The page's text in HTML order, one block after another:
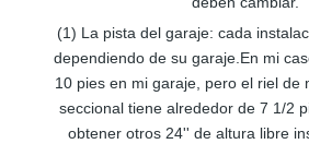
(1) La pista del garaje: cada
dependiendo de su garaje.En mi
10 pies en mi garaje, pero el riel de
seccional tiene alrededor de 7 1/2
obtener otros 24'' de altura libre